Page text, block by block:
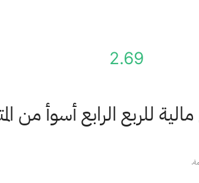
2.69
للربع الرابع أسوأ من